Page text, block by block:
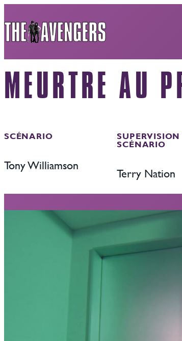
au
contenu
MEURTRE AU
SCÉNARIO
Tony Williamson
SCÉNARIO
Terry Nation